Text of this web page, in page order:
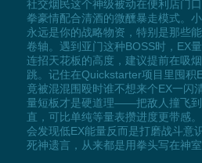
社交烟民这个神级被动在便利店门
拳豪情配合清酒的微醺暴走模式。
永远是你的战略物资，特别是那些
卷轴。遇到亚门这种BOSS时，EX
连招天花板的高度，建议提前在吸
跳。记住在Quickstarter项目里囤积
竟被混混围殴时谁不想来个EX一闪
量短板才是硬道理——把敌人撞飞
直，可比单纯等量表攒进度更带感
会发现低EX能量反而是打磨战斗意
死神遗言，从来都是用拳头写在神室